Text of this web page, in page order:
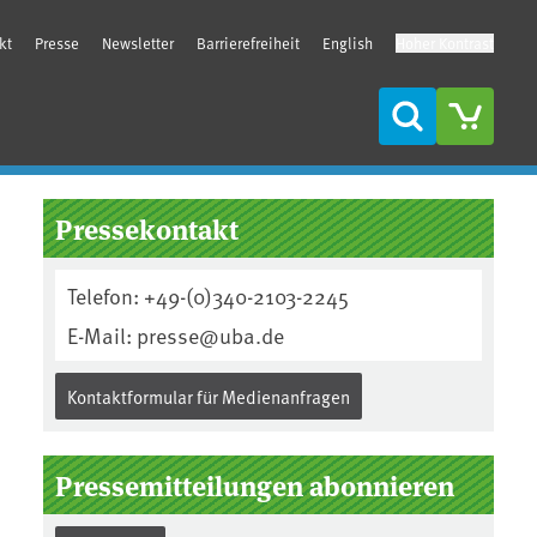
Presse Newsletter Barrierefreiheit English
Suche
Seitenleiste
Pressekontakt
Telefon: +49-(0)340-2103-2245
E-Mail: presse@uba.de
Kontaktformular für Medienanfragen
Pressemitteilungen abonnieren